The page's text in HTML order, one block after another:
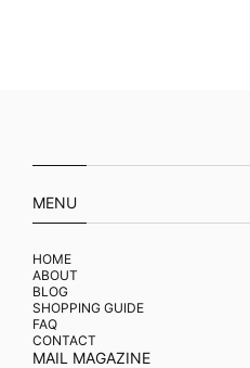
MENU
HOME
ABOUT
BLOG
SHOPPING GUIDE
FAQ
CONTACT
MAIL MAGAZINE